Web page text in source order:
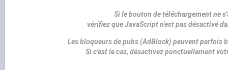
Si le bouton de téléchargement ne
vérifiez que JavaScript n'est pas désactivé
Les bloqueurs de pubs (AdBlock) peuvent parfois
Si c'est le cas, désactivez ponctuellement